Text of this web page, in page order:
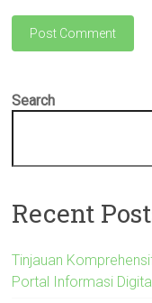
Search
Recent
Tinjauan
Portal Informasi